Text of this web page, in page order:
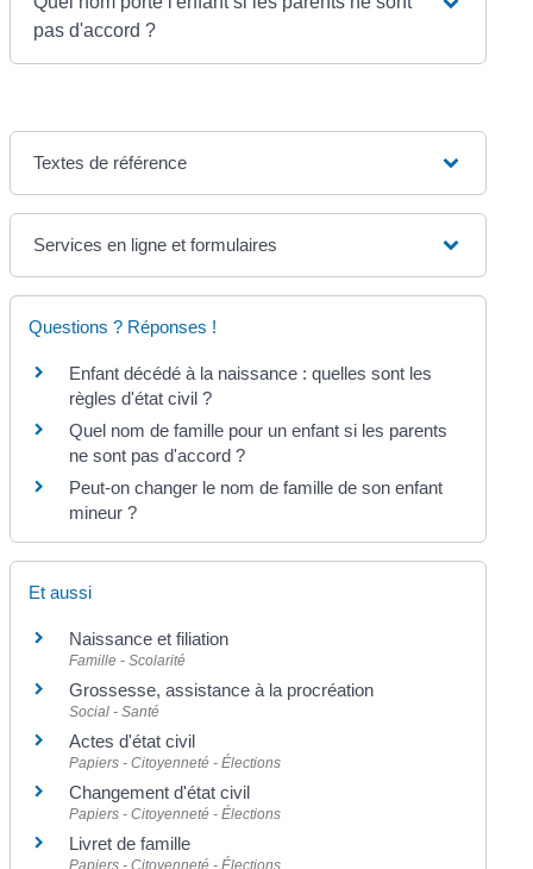
pas d'accord ?
Textes de référence
Services en ligne et formulaires
Questions ? Réponses !
Enfant décédé à la naissance : quelles sont les
règles d'état civil ?
Quel nom de famille pour un enfant si les parents
ne sont pas d'accord ?
Peut-on changer le nom de famille de son enfant
mineur ?
Et aussi
Naissance et filiation
Famille - Scolarité
Grossesse, assistance à la procréation
Social - Santé
Actes d'état civil
Papiers - Citoyenneté - Élections
Changement d'état civil
Papiers - Citoyenneté - Élections
Livret de famille